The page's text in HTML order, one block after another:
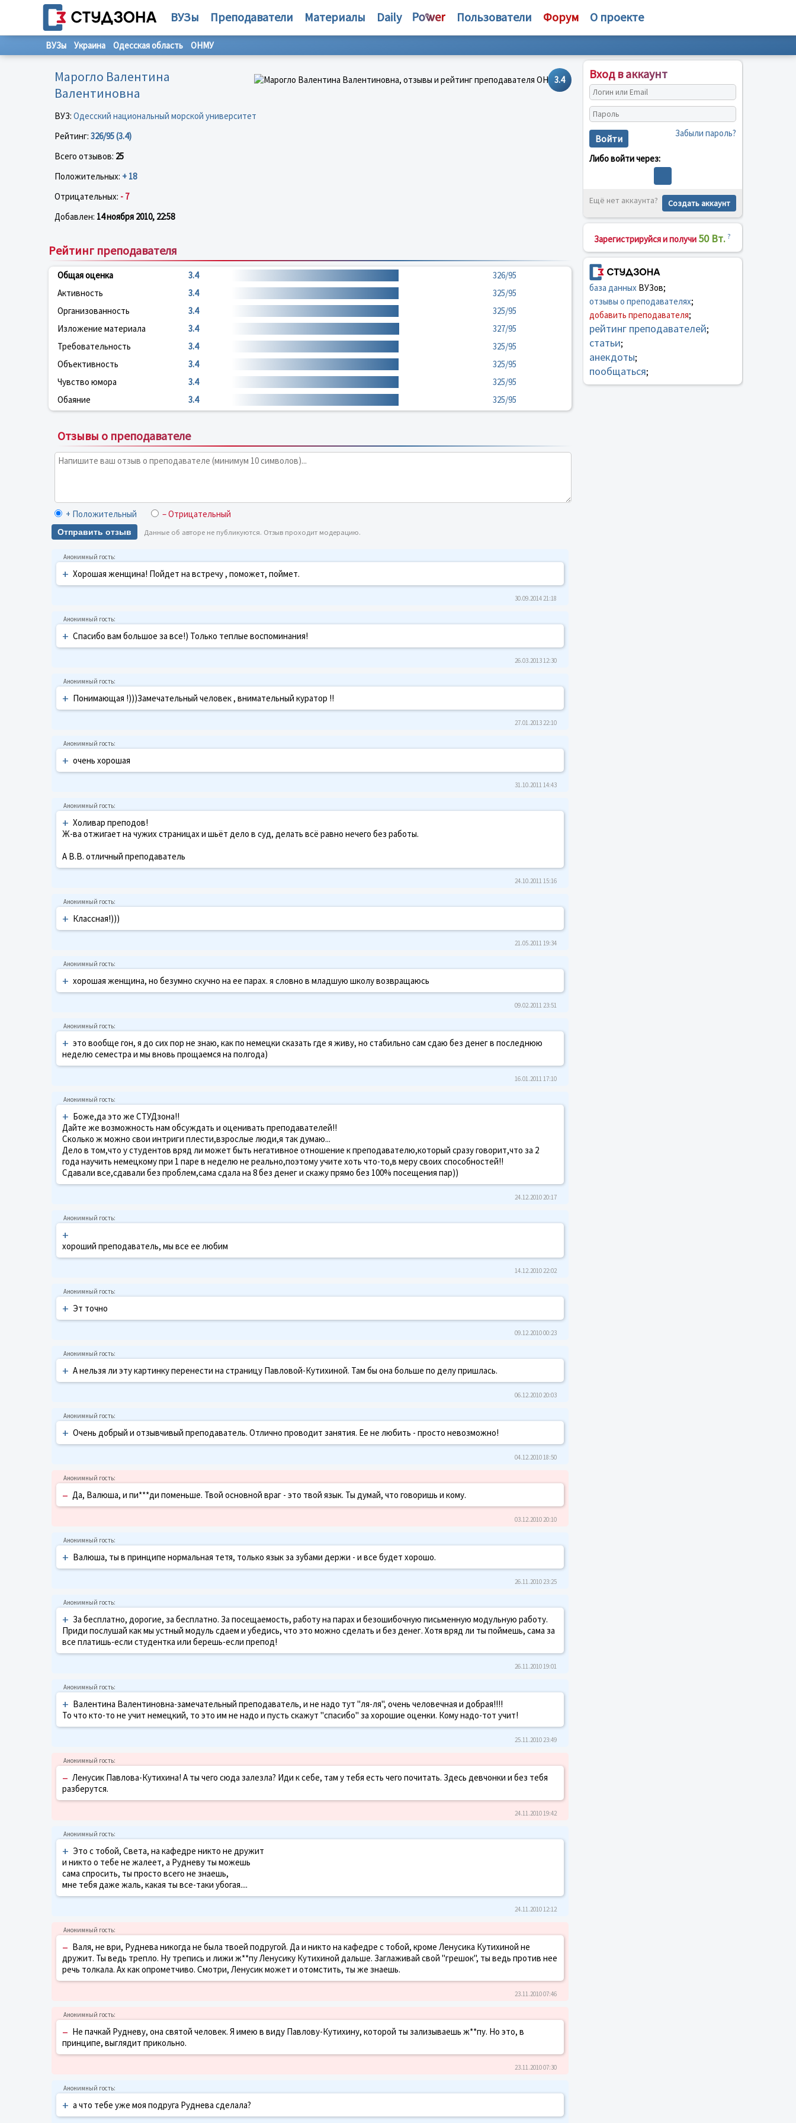
ВУЗы Преподаватели Материалы Daily Пользователи Форум О проекте
ВУЗы Украина Одесская область ОНМУ
3.4
Марогло Валентина
Валентиновна
ВУЗ: Одесский национальный морской университет
Рейтинг: 326/95 (3.4)
Всего отзывов: 25
Положительных: + 18
Отрицательных: - 7
Добавлен: 14 ноября 2010, 22:58
Рейтинг преподавателя
Общая оценка 3.4
326/95
Активность
3.4
325/95
Организованность
3.4
325/95
Изложение материала
3.4
327/95
Требовательность
3.4
325/95
Объективность
3.4
325/95
Чувство юмора
3.4
325/95
Обаяние
3.4 325/95
Отзывы о преподавателе
+ Положительный – Отрицательный
Отправить отзыв Данные об авторе не публикуются. Отзыв проходит модерацию.
+ Хорошая женщина! Пойдет на встречу , поможет, поймет.
30.09.2014 21:18
+ Спасибо вам большое за все!) Только теплые воспоминания!
26.03.2013 12:30
+ Понимающая !)))Замечательный человек , внимательный куратор !!
27.01.2013 22:10
+ очень хорошая
31.10.2011 14:43
+ Холивар преподов!
Ж-ва отжигает на чужих страницах и шьёт дело в суд, делать всё равно нечего без работы.
А В.В. отличный преподаватель
24.10.2011 15:16
+ Классная!)))
21.05.2011 19:34
+ хорошая женщина, но безумно скучно на ее парах. я словно в младшую школу возвращаюсь
09.02.2011 23:51
+ это вообще гон, я до сих пор не знаю, как по немецки сказать где я живу, но стабильно сам сдаю без денег в последнюю
неделю семестра и мы вновь прощаемся на полгода)
16.01.2011 17:10
+ Боже,да это же СТУДзона!!
Дайте же возможность нам обсуждать и оценивать преподавателей!!
Сколько ж можно свои интриги плести,взрослые люди,я так думаю...
Дело в том,что у студентов вряд ли может быть негативное отношение к преподавателю,который сразу говорит,что за 2
года научить немецкому при 1 паре в неделю не реально,поэтому учите хоть что-то,в меру своих способностей!!
Сдавали все,сдавали без проблем,сама сдала на 8 без денег и скажу прямо без 100% посещения пар))
24.12.2010 20:17
+
хороший преподаватель, мы все ее любим
14.12.2010 22:02
+ Эт точно
09.12.2010 00:23
+ А нельзя ли эту картинку перенести на страницу Павловой-Кутихиной. Там бы она больше по делу пришлась.
06.12.2010 20:03
+ Очень добрый и отзывчивый преподаватель. Отлично проводит занятия. Ее не любить - просто невозможно!
04.12.2010 18:50
– Да, Валюша, и пи***ди поменьше. Твой основной враг - это твой язык. Ты думай, что говоришь и кому.
03.12.2010 20:10
+ Валюша, ты в принципе нормальная тетя, только язык за зубами держи - и все будет хорошо.
26.11.2010 23:25
+ За бесплатно, дорогие, за бесплатно. За посещаемость, работу на парах и безошибочную письменную модульную работу.
Приди послушай как мы устный модуль сдаем и убедись, что это можно сделать и без денег. Хотя вряд ли ты поймешь, сама за
все платишь-если студентка или берешь-если препод!
26.11.2010 19:01
+ Валентина Валентиновна-замечательный преподаватель, и не надо тут "ля-ля", очень человечная и добрая!!!!
То что кто-то не учит немецкий, то это им не надо и пусть скажут "спасибо" за хорошие оценки. Кому надо-тот учит!
25.11.2010 23:49
– Ленусик Павлова-Кутихина! А ты чего сюда залезла? Иди к себе, там у тебя есть чего почитать. Здесь девчонки и без тебя
разберутся.
24.11.2010 19:42
+ Это с тобой, Света, на кафедре никто не дружит
и никто о тебе не жалеет, а Рудневу ты можешь
сама спросить, ты просто всего не знаешь,
мне тебя даже жаль, какая ты все-таки убогая....
24.11.2010 12:12
– Валя, не ври, Руднева никогда не была твоей подругой. Да и никто на кафедре с тобой, кроме Ленусика Кутихиной не
дружит. Ты ведь трепло. Ну трепись и лижи ж**пу Ленусику Кутихиной дальше. Заглаживай свой "грешок", ты ведь против нее
речь толкала. Ах как опрометчиво. Смотри, Ленусик может и отомстить, ты же знаешь.
23.11.2010 07:46
– Не пачкай Рудневу, она святой человек. Я имею в виду Павлову-Кутихину, которой ты зализываешь ж**пу. Но это, в
принципе, выглядит прикольно.
23.11.2010 07:30
+ а что тебе уже моя подруга Руднева сделала?
Вход в аккаунт
Войти Забыли пароль?
Либо войти через:
Ещё нет аккаунта? Создать аккаунт
Зарегистрируйся и получи 50 Вт. ?
база данныхВУЗов;
отзывы о преподавателях;
добавить преподавателя;
рейтинг преподавателей;
статьи;
анекдоты;
пообщаться;